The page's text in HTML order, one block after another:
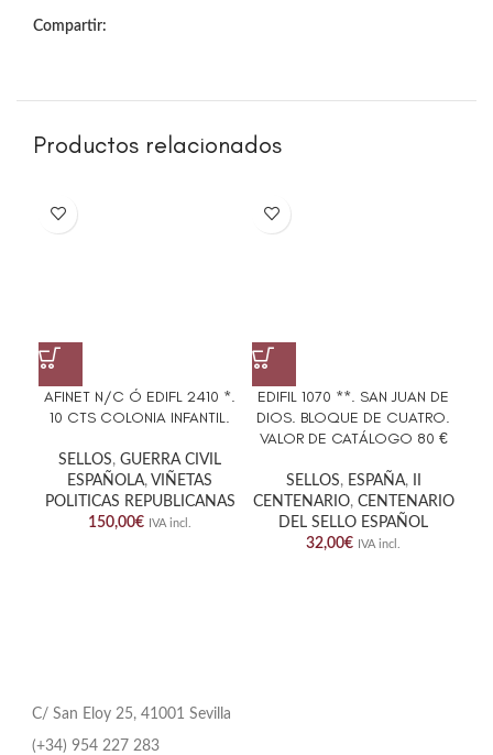
Compartir:
Productos relacionados
AFINET N/C Ó EDIFL 2410 *.
10 CTS COLONIA INFANTIL.
SELLOS, GUERRA CIVIL
ESPAÑOLA, VIÑETAS
POLITICAS REPUBLICANAS
150,00€ IVA incl.
EDIFIL 1070 **. SAN JUAN DE
DIOS. BLOQUE DE CUATRO.
VALOR DE CATÁLOGO 80 €
SELLOS, ESPAÑA,
CENTENARIO, CENTENARIO
DEL SELLO ESPAÑOL
32,00€ IVA incl.
C/ San Eloy 25, 41001 Sevilla
(+34) 954 227 283